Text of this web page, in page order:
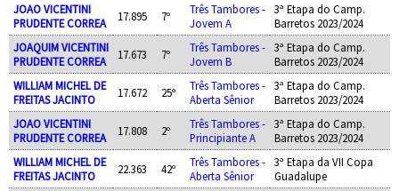
JOAO VICENTINI
PRUDENTE CORREA
17.895 7º
Três Tambores -
Jovem A
3ª Etapa do Camp.
Barretos 2023/2024
JOAQUIM VICENTINI
PRUDENTE CORREA
17.673 7º
Três Tambores -
Jovem B
3ª Etapa do Camp.
Barretos 2023/2024
WILLIAM MICHEL DE
FREITAS JACINTO
17.672 25º
Três Tambores -
Aberta Sênior
3ª Etapa do Camp.
Barretos 2023/2024
JOAO VICENTINI
PRUDENTE CORREA
17.808 2º
Três Tambores -
Principiante A
3ª Etapa do Camp.
Barretos 2023/2024
WILLIAM MICHEL DE
FREITAS JACINTO
22.363 42º
Três Tambores -
Aberta Sênior
3ª Etapa da VII Copa
Guadalupe